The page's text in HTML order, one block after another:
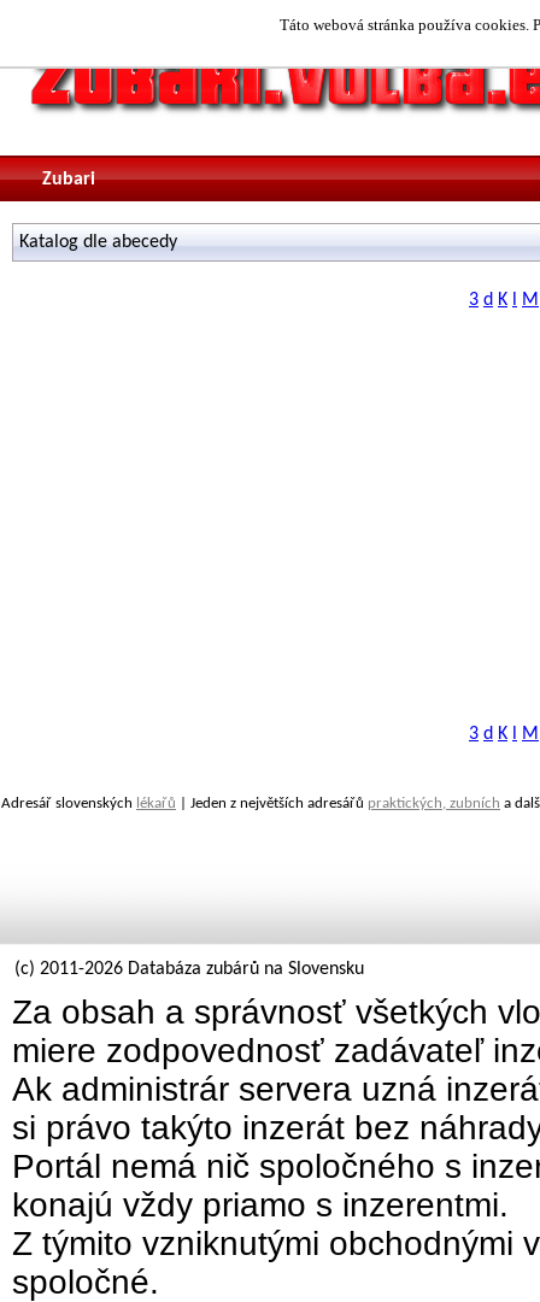
Táto webová stránka používa cookies.
Zubari
Katalog dle abecedy
3 d K M
3 d K M
Adresář slovenských lékařů | Jeden z největších adresářů praktických, zubních a
(c) 2011-2026 Databáza zubárů na Slovensku
Za obsah a správnosť všetkých
miere zodpovednosť zadávateľ
Ak administrár servera uzná
si právo takýto inzerát bez
Portál nemá nič spoločného s
konajú vždy priamo s inzerentmi.
Z týmito vzniknutými obchodnými
spoločné.